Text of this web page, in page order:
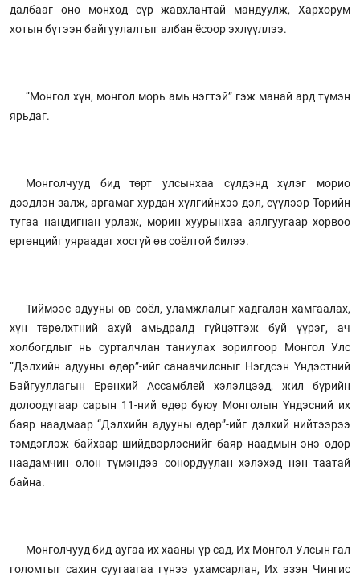
далбааг өнө мөнхөд сүр жавхлантай мандуулж, Хархорум
хотын бүтээн байгуулалтыг албан ёсоор эхлүүллээ.
“Монгол хүн, монгол морь амь нэгтэй” гэж манай ард түмэн
ярьдаг.
Монголчууд бид төрт улсынхаа сүлдэнд хүлэг морио
дээдлэн залж, аргамаг хурдан хүлгийнхээ дэл, сүүлээр Төрийн
тугаа нандигнан урлаж, морин хуурынхаа аялгуугаар хорвоо
ертөнцийг уяраадаг хосгүй өв соёлтой билээ.
Тиймээс адууны өв соёл, уламжлалыг хадгалан хамгаалах,
хүн төрөлхтний ахуй амьдралд гүйцэтгэж буй үүрэг, ач
холбогдлыг нь сурталчлан таниулах зорилгоор Монгол Улс
“Дэлхийн адууны өдөр”-ийг санаачилсныг Нэгдсэн Үндэстний
Байгууллагын Ерөнхий Ассамблей хэлэлцээд, жил бүрийн
долоодугаар сарын 11-ний өдөр буюу Монголын Үндэсний их
баяр наадмаар “Дэлхийн адууны өдөр”-ийг дэлхий нийтээрээ
тэмдэглэж байхаар шийдвэрлэснийг баяр наадмын энэ өдөр
наадамчин олон түмэндээ сонордуулан хэлэхэд нэн таатай
байна.
Монголчууд бид аугаа их хааны үр сад, Их Монгол Улсын гал
голомтыг сахин суугаагаа гүнээ ухамсарлан, Их эзэн Чингис